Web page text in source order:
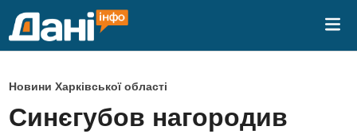
P
o
s
Новини Харківської області
Синєгубов нагородив